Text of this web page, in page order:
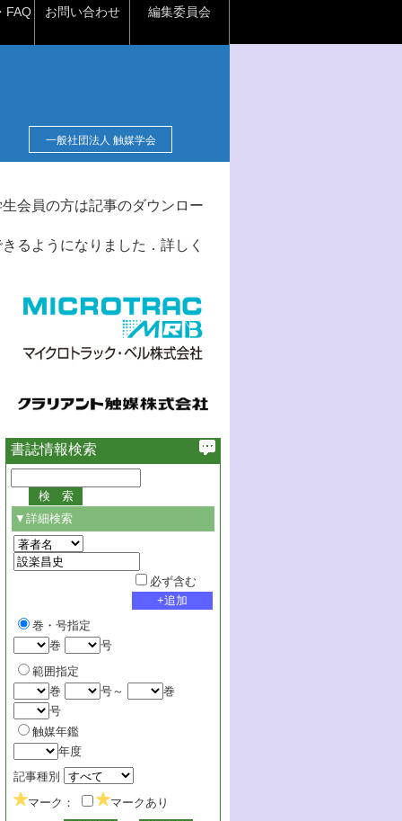
FAQ お問い合わせ 編集委員会
一般社団法人 触媒学会
会員の方は記事のダウンロー
るようになりました．詳しく
書誌情報検索
▼詳細検索
必ず含む
巻・号指定
巻
号
範囲指定
巻
号～
巻
号
触媒年鑑
年度
記事種別
マーク：
マークあり